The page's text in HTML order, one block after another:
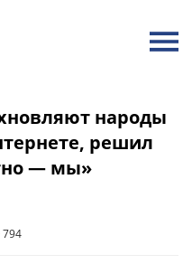
народы
решил
— мы»
794